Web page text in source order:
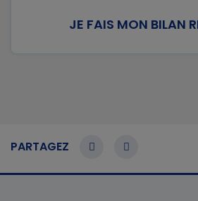
JE FAIS MON BILAN
PARTAGEZ